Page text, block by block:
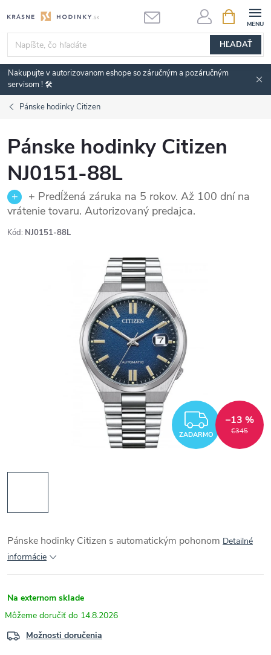
na
obsah
HĽADAŤ
KOŠÍK
Nakupujte v autorizovanom eshope so záručným a pozáručným
servisom ! 🛠️
Pánske hodinky Citizen
Pánske hodinky Citizen
NJ0151-88L
+ Predĺžená záruka na 5 rokov. Až 100 dní na
vrátenie tovaru. Autorizovaný predajca.
Kód: NJ0151-88L
ZADARMO €345
–13 %
Pánske hodinky Citizen s automatickým pohonom Detailné
informácie
Na externom sklade
14.8.2026
Možnosti doručenia